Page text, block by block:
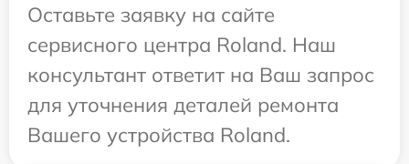
Оставьте заявку на сайте
сервисного центра Roland. Наш
консультант ответит на Ваш запрос
для уточнения деталей ремонта
Вашего устройства Roland.